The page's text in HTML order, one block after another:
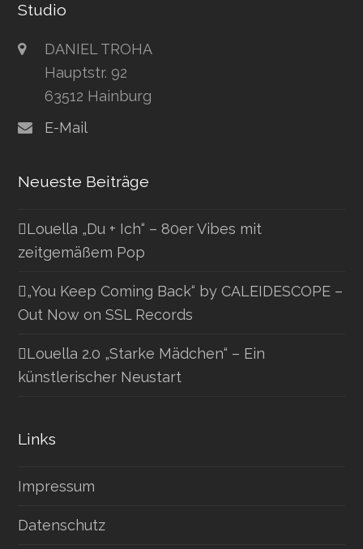
Studio
DANIEL TROHA
Hauptstr. 92
63512 Hainburg
E-Mail
Neueste Beiträge
Louella „Du + Ich“ – 80er Vibes mit
zeitgemäßem Pop
„You Keep Coming Back“ by CALEIDESCOPE –
Out Now on SSL Records
Louella 2.0 „Starke Mädchen“ – Ein
künstlerischer Neustart
Links
Impressum
Datenschutz